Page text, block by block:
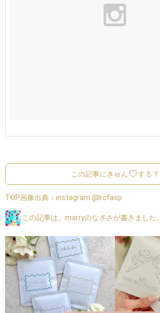
この記事にきゅん する？
TOP画像出典： instagram @lrcfasp
この記事は、marryのなぎさが書きました。